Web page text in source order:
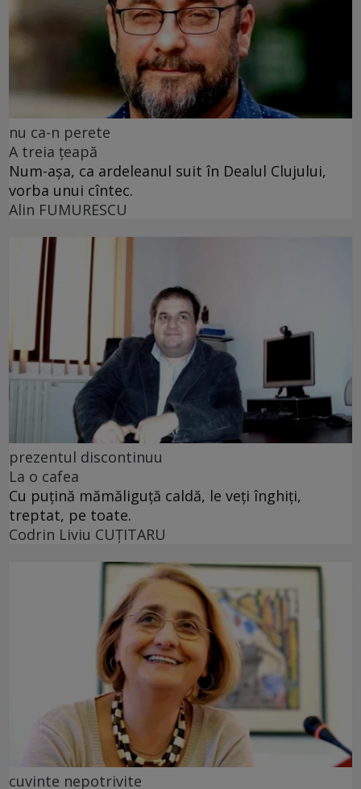
nu ca-n perete
A treia țeapă
Num-așa, ca ardeleanul suit în Dealul Clujului,
vorba unui cîntec.
Alin FUMURESCU
prezentul discontinuu
La o cafea
Cu puţină mămăliguţă caldă, le veţi înghiţi,
treptat, pe toate.
Codrin Liviu CUŢITARU
cuvinte nepotrivite